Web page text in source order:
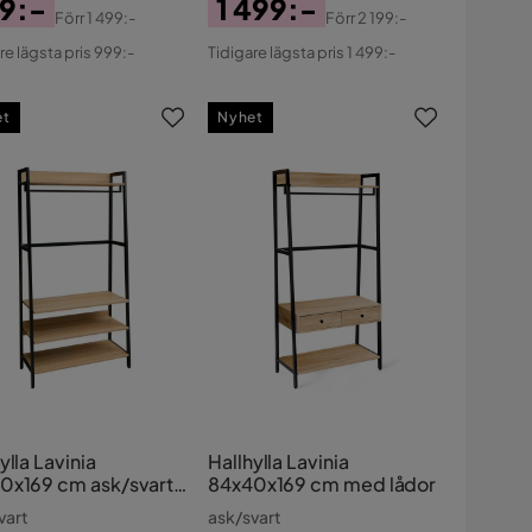
Förr1 499:-
lägsta pris 999:-
Pris
1 499:-
Original
Förr2 199:-
Tidigare lägsta pris 1 499:-
Lavinia
cm ask/svart
hyllplan
Hallhylla Lavinia
84x40x169 cm med lådor
ask/svart
Nyhet